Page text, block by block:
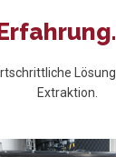
Extraktion.